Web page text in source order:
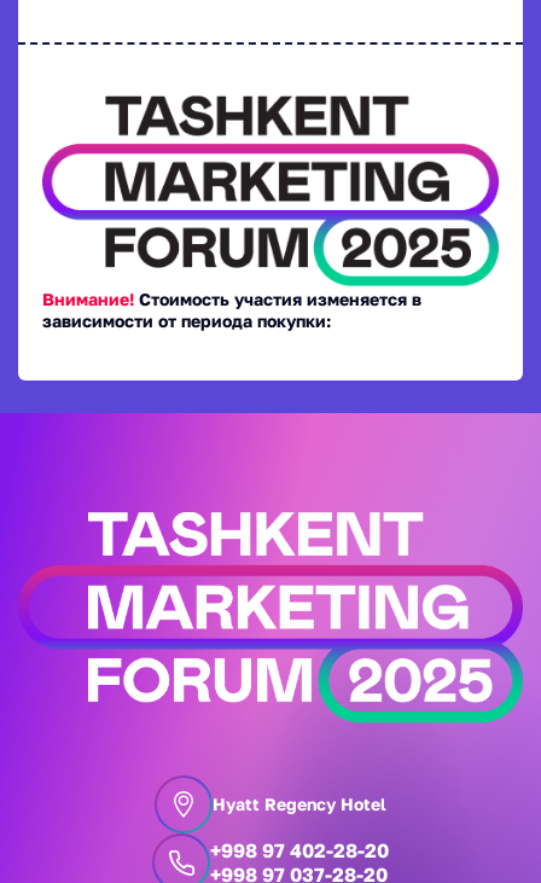
Внимание! Стоимость участия изменяется в
зависимости от периода покупки:
Hyatt Regency Hotel
+998 97 402-28-20
+998 97 037-28-20